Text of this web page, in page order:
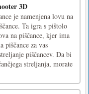
3D
je namenjena lovu na
Ta igra s pištolo
na piščance, kjer ima
piščance za vas
piščancev. Da bi
streljanja, morate